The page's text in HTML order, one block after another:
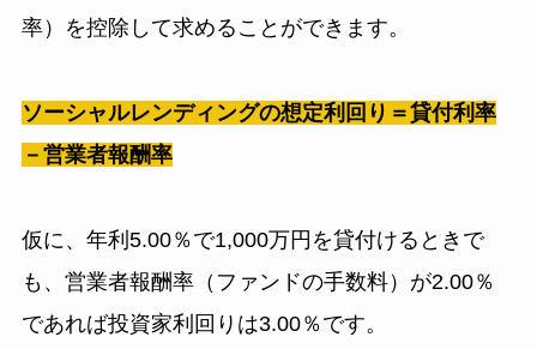
率）を控除して求めることができます。
ソーシャルレンディングの想定利回り＝貸付利率
－営業者報酬率
仮に、年利5.00％で1,000万円を貸付けるときで
も、営業者報酬率（ファンドの手数料）が2.00％
であれば投資家利回りは3.00％です。